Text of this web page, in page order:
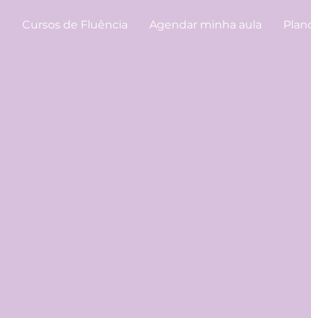
Cursos de Fluência Agendar minha aula